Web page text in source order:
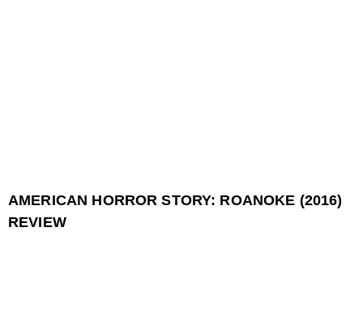
AMERICAN HORROR STORY: ROANOKE (2016)
REVIEW